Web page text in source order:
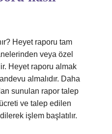
Heyet raporu tam
veya özel
Heyet raporu almak
almalıdır. Daha
sunulan rapor talep
ve talep edilen
işlem başlatılır.